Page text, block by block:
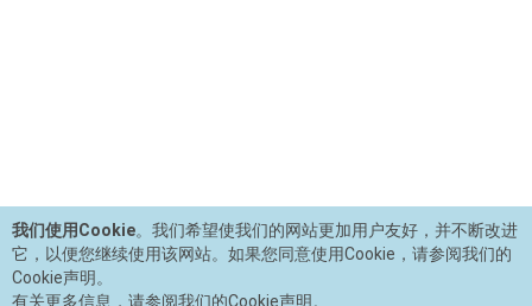
我们使用Cookie。我们希望使我们的网站更加用户友好，并不断改进
它，以便您继续使用该网站。如果您同意使用Cookie，请参阅我们的
Cookie声明。
有关更多信息，请参阅我们的Cookie声明。